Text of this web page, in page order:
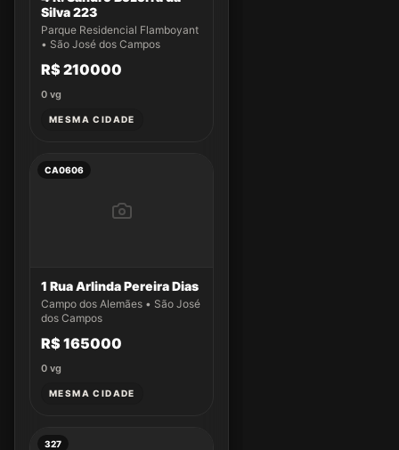
Silva 223
Parque Residencial Flamboyant
• São José dos Campos
R$ 210000
0 vg
MESMA CIDADE
CA0606
1 Rua Arlinda Pereira Dias
Campo dos Alemães • São José
dos Campos
R$ 165000
0 vg
MESMA CIDADE
327